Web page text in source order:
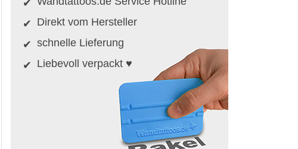
Direkt vom Hersteller
schnelle Lieferung
Liebevoll verpackt ♥